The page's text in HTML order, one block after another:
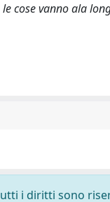
cose vanno ala
i diritti sono